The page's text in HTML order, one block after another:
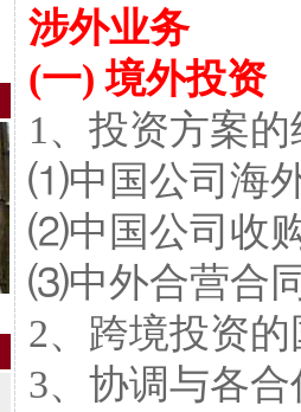
涉外业务
(一) 境外投资
1、投资方案
⑴中国公司海
⑵中国公司收
⑶中外合营合
2、跨境投资
3、协调与各